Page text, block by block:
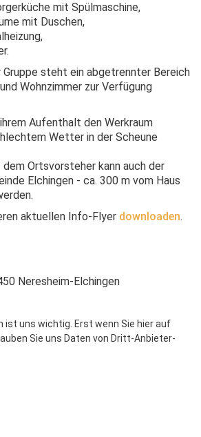
mit Spülmaschine,
mit Duschen,
Gruppe steht ein abgetrennter Bereich
Wohnzimmer zur Verfügung
Aufenthalt den Werkraum
Wetter in der Scheune
Ortsvorsteher kann auch der
Elchingen - ca. 300 m vom Haus
aktuellen Info-Flyer downloaden.
Neresheim-Elchingen
ist uns wichtig. Erst wenn Sie hier auf
Sie uns Daten von Dritt-Anbieter-